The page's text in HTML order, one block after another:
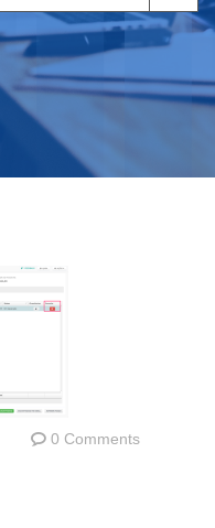
0 Comments